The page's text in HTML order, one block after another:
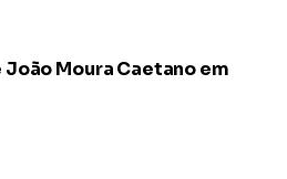
Moura Caetano em